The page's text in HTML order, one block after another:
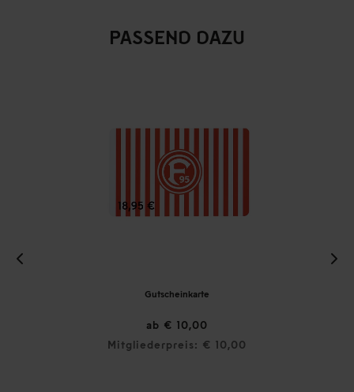
PASSEND DAZU
Gutscheinkarte
ab € 10,00
Mitgliederpreis: € 10,00